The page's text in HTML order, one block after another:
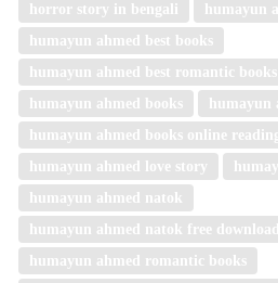
horror story in bengali
humayun
humayun ahmed best books
humayun ahmed best romantic books
humayun ahmed books
humayun
humayun ahmed books online
humayun ahmed love story
humayun ahmed natok
humayun ahmed natok free download
humayun ahmed romantic books